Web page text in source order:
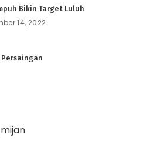
Bikin Target Luluh
14, 2022